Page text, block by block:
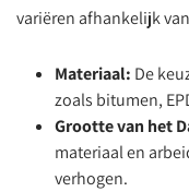
variëren afhankelijk
Materiaal: De
zoals bitumen,
Grootte van het
materiaal en
verhogen.